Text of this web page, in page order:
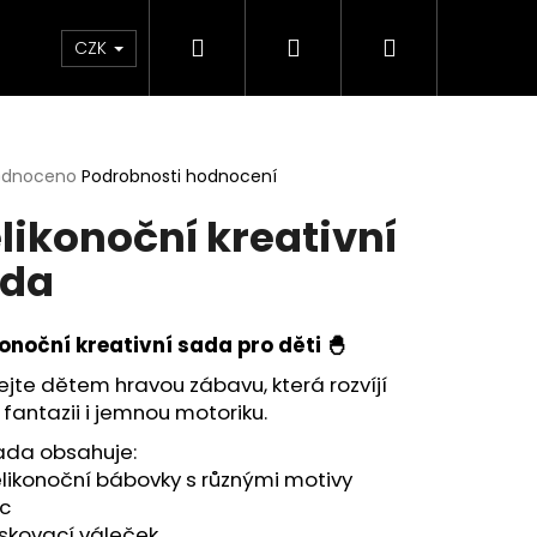
Pomůcky Tácky Sady
CZK Hledat PřihlášeníNákupní
Podrobnosti hodnocení
kreativní
kreativní sada pro děti 🐣
dětem hravou zábavu, která rozvíjí
i jemnou motoriku.
obsahuje:
bábovky s různými motivy